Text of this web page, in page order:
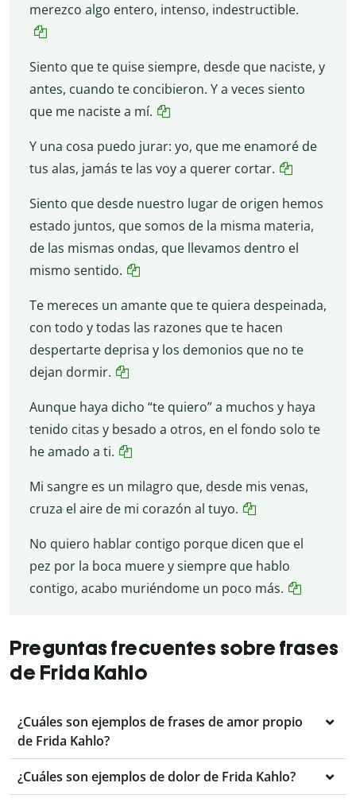
merezco algo entero, intenso, indestructible.
Siento que te quise siempre, desde que naciste, y
antes, cuando te concibieron. Y a veces siento
que me naciste a mí.
Y una cosa puedo jurar: yo, que me enamoré de
tus alas, jamás te las voy a querer cortar.
Siento que desde nuestro lugar de origen hemos
estado juntos, que somos de la misma materia,
de las mismas ondas, que llevamos dentro el
mismo sentido.
Te mereces un amante que te quiera despeinada,
con todo y todas las razones que te hacen
despertarte deprisa y los demonios que no te
dejan dormir.
Aunque haya dicho “te quiero” a muchos y haya
tenido citas y besado a otros, en el fondo solo te
he amado a ti.
Mi sangre es un milagro que, desde mis venas,
cruza el aire de mi corazón al tuyo.
No quiero hablar contigo porque dicen que el
pez por la boca muere y siempre que hablo
contigo, acabo muriéndome un poco más.
Preguntas frecuentes sobre frases
de Frida Kahlo
¿Cuáles son ejemplos de frases de amor propio
de Frida Kahlo?
¿Cuáles son ejemplos de dolor de Frida Kahlo?